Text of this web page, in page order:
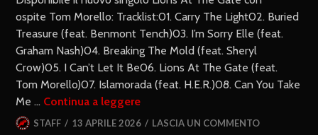
ospite Tom Morello: Tracklist:01. Carry The Light02. Buried
Treasure (feat. Benmont Tench)03. I’m Sorry Elle (feat.
Graham Nash)04. Breaking The Mold (feat. Sheryl
Crow)05. I Can’t Let It Be06. Lions At The Gate (feat.
Tom Morello)07. Islamorada (feat. H.E.R.)08. Can You Take
Me … Continua a leggere
STAFF 13 APRILE 2026 LASCIA UN COMMENTO